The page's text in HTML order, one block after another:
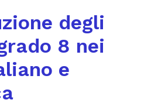
degli
8 nei
e